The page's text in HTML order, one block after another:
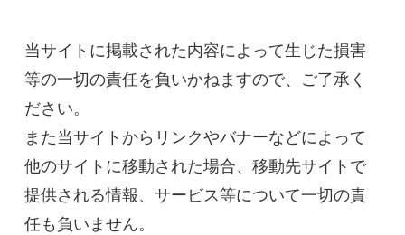
当サイトに掲載された内容によって生じた損害
等の一切の責任を負いかねますので、ご了承く
ださい。
また当サイトからリンクやバナーなどによって
他のサイトに移動された場合、移動先サイトで
提供される情報、サービス等について一切の責
任も負いません。